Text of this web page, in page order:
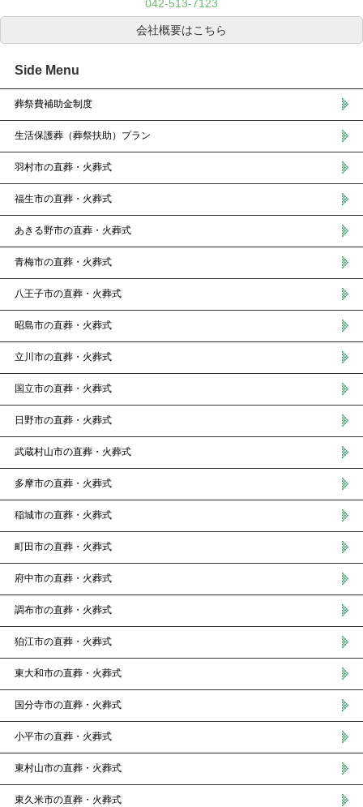
042-513-7123
会社概要はこちら
Side Menu
葬祭費補助金制度
生活保護葬（葬祭扶助）プラン
羽村市の直葬・火葬式
福生市の直葬・火葬式
あきる野市の直葬・火葬式
青梅市の直葬・火葬式
八王子市の直葬・火葬式
昭島市の直葬・火葬式
立川市の直葬・火葬式
国立市の直葬・火葬式
日野市の直葬・火葬式
武蔵村山市の直葬・火葬式
多摩市の直葬・火葬式
稲城市の直葬・火葬式
町田市の直葬・火葬式
府中市の直葬・火葬式
調布市の直葬・火葬式
狛江市の直葬・火葬式
東大和市の直葬・火葬式
国分寺市の直葬・火葬式
小平市の直葬・火葬式
東村山市の直葬・火葬式
東久米市の直葬・火葬式